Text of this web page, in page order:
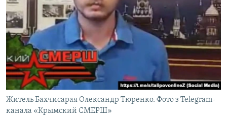
Житель Бахчисарая Олександр Тюренко. Фото з Telegram-
канала «Крымский СМЕРШ»